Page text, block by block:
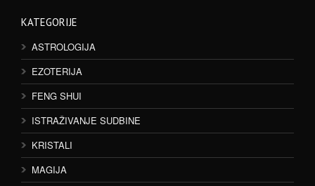
KATEGORIJE
ASTROLOGIJA
EZOTERIJA
FENG SHUI
ISTRAŽIVANJE SUDBINE
KRISTALI
MAGIJA